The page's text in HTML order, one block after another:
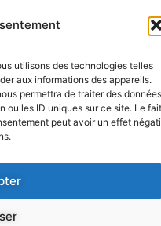
utilisons des technologies telles
aux informations des appareils.
permettra de traiter des données
ou les ID uniques sur ce site. Le fait
peut avoir un effet
Expédition et Livraison
Reserved